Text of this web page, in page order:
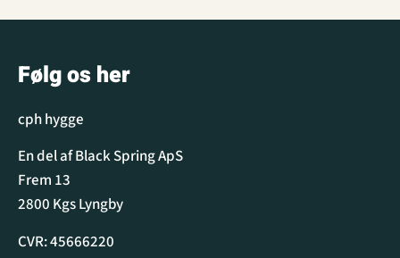
Følg os her
cph hygge
En del af Black Spring ApS
Frem 13
2800 Kgs Lyngby
CVR: 45666220